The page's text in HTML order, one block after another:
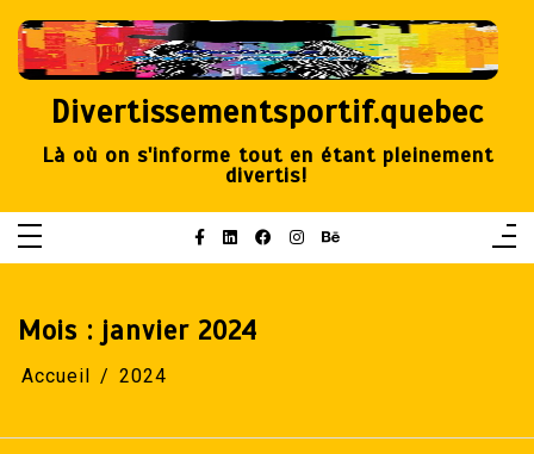
contenu
Divertissementsportif.quebec
Là où on s'informe tout en étant pleinement
divertis!
Mois : janvier 2024
Accueil 2024